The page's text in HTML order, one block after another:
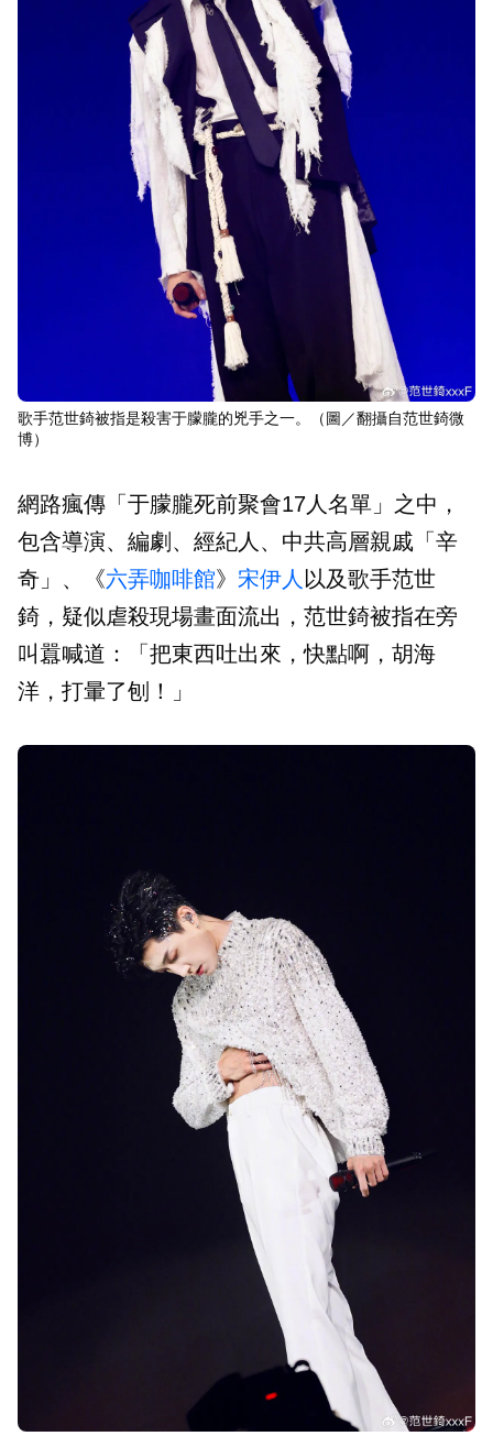
歌手范世錡被指是殺害于朦朧的兇手之一。（圖／翻攝自范世錡微
博）
網路瘋傳「于朦朧死前聚會17人名單」之中，
包含導演、編劇、經紀人、中共高層親戚「辛
奇」、《六弄咖啡館》 宋伊人 以及歌手范世
錡，疑似虐殺現場畫面流出，范世錡被指在旁
叫囂喊道：「把東西吐出來，快點啊，胡海
洋，打暈了刨！」